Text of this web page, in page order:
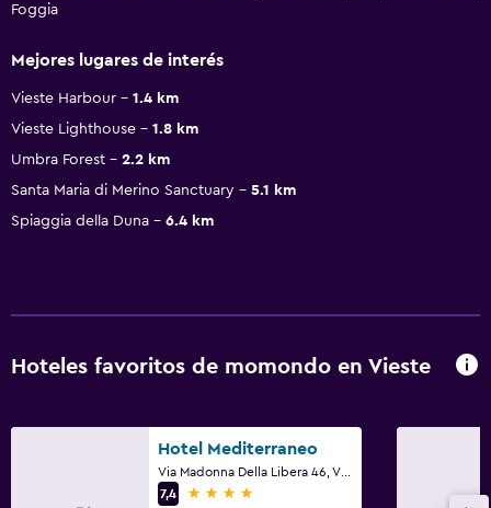
Foggia
Mejores lugares de interés
Vieste Harbour
1.4 km
Vieste Lighthouse
1.8 km
Umbra Forest
2.2 km
Santa Maria di Merino Sanctuary
5.1 km
Spiaggia della Duna
6.4 km
Hoteles favoritos de momondo en Vieste
Hotel Mediterraneo
7,4
4 estrellas